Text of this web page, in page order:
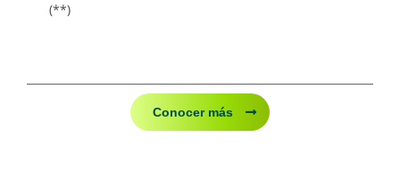
(**)
Conocer más